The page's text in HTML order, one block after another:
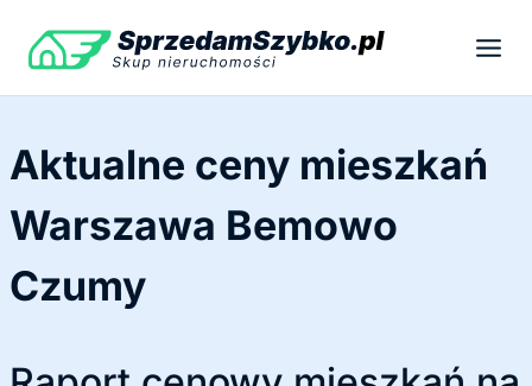
treści
Aktualne ceny mieszkań
Warszawa Bemowo
Czumy